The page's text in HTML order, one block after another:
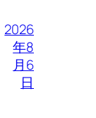
2026
年8
月6
日